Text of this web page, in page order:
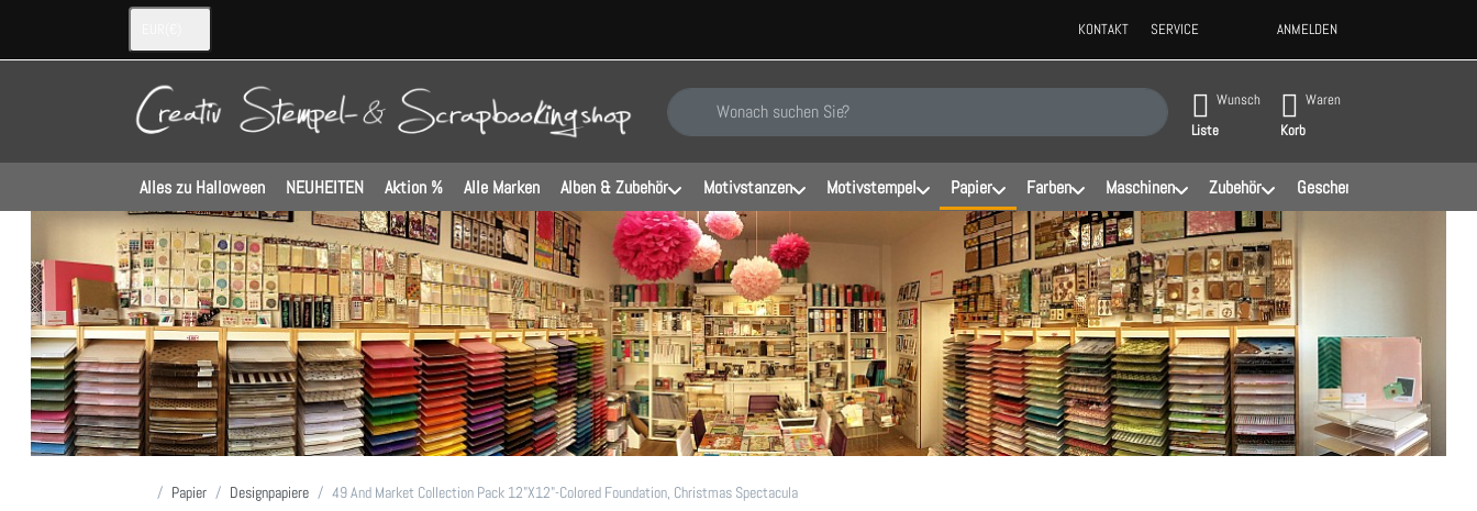
KONTAKT SERVICE ANMELDEN
Geben Sie einen Suchbegriff ein. Während Sie tippen, erscheinen automatisch erste Ergebnisse. Drücken Sie die
Wunsch
Liste
Waren
Korb
Alles zu Halloween NEUHEITEN Aktion % Alle Marken Alben & Zubehör Motivstanzen Motivstempel Papier Farben Maschinen Zubehör Geschenke
Startseite
Papier Designpapiere 49 And Market Collection Pack 12"X12"-Colored Foundation, Christmas Spectacula